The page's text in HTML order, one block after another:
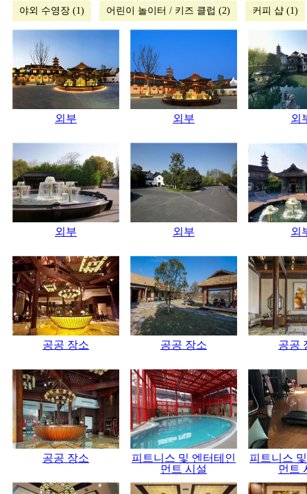
야외 수영장 (1) 어린이 놀이터 / 키즈 클럽 (2) 커피 샵 (1)
외부 외부 외
외부 외부 외
공공 장소 공공 장소 공공
공공 장소
피트니스 및 엔터테인
먼트 시설
피트니스
먼트